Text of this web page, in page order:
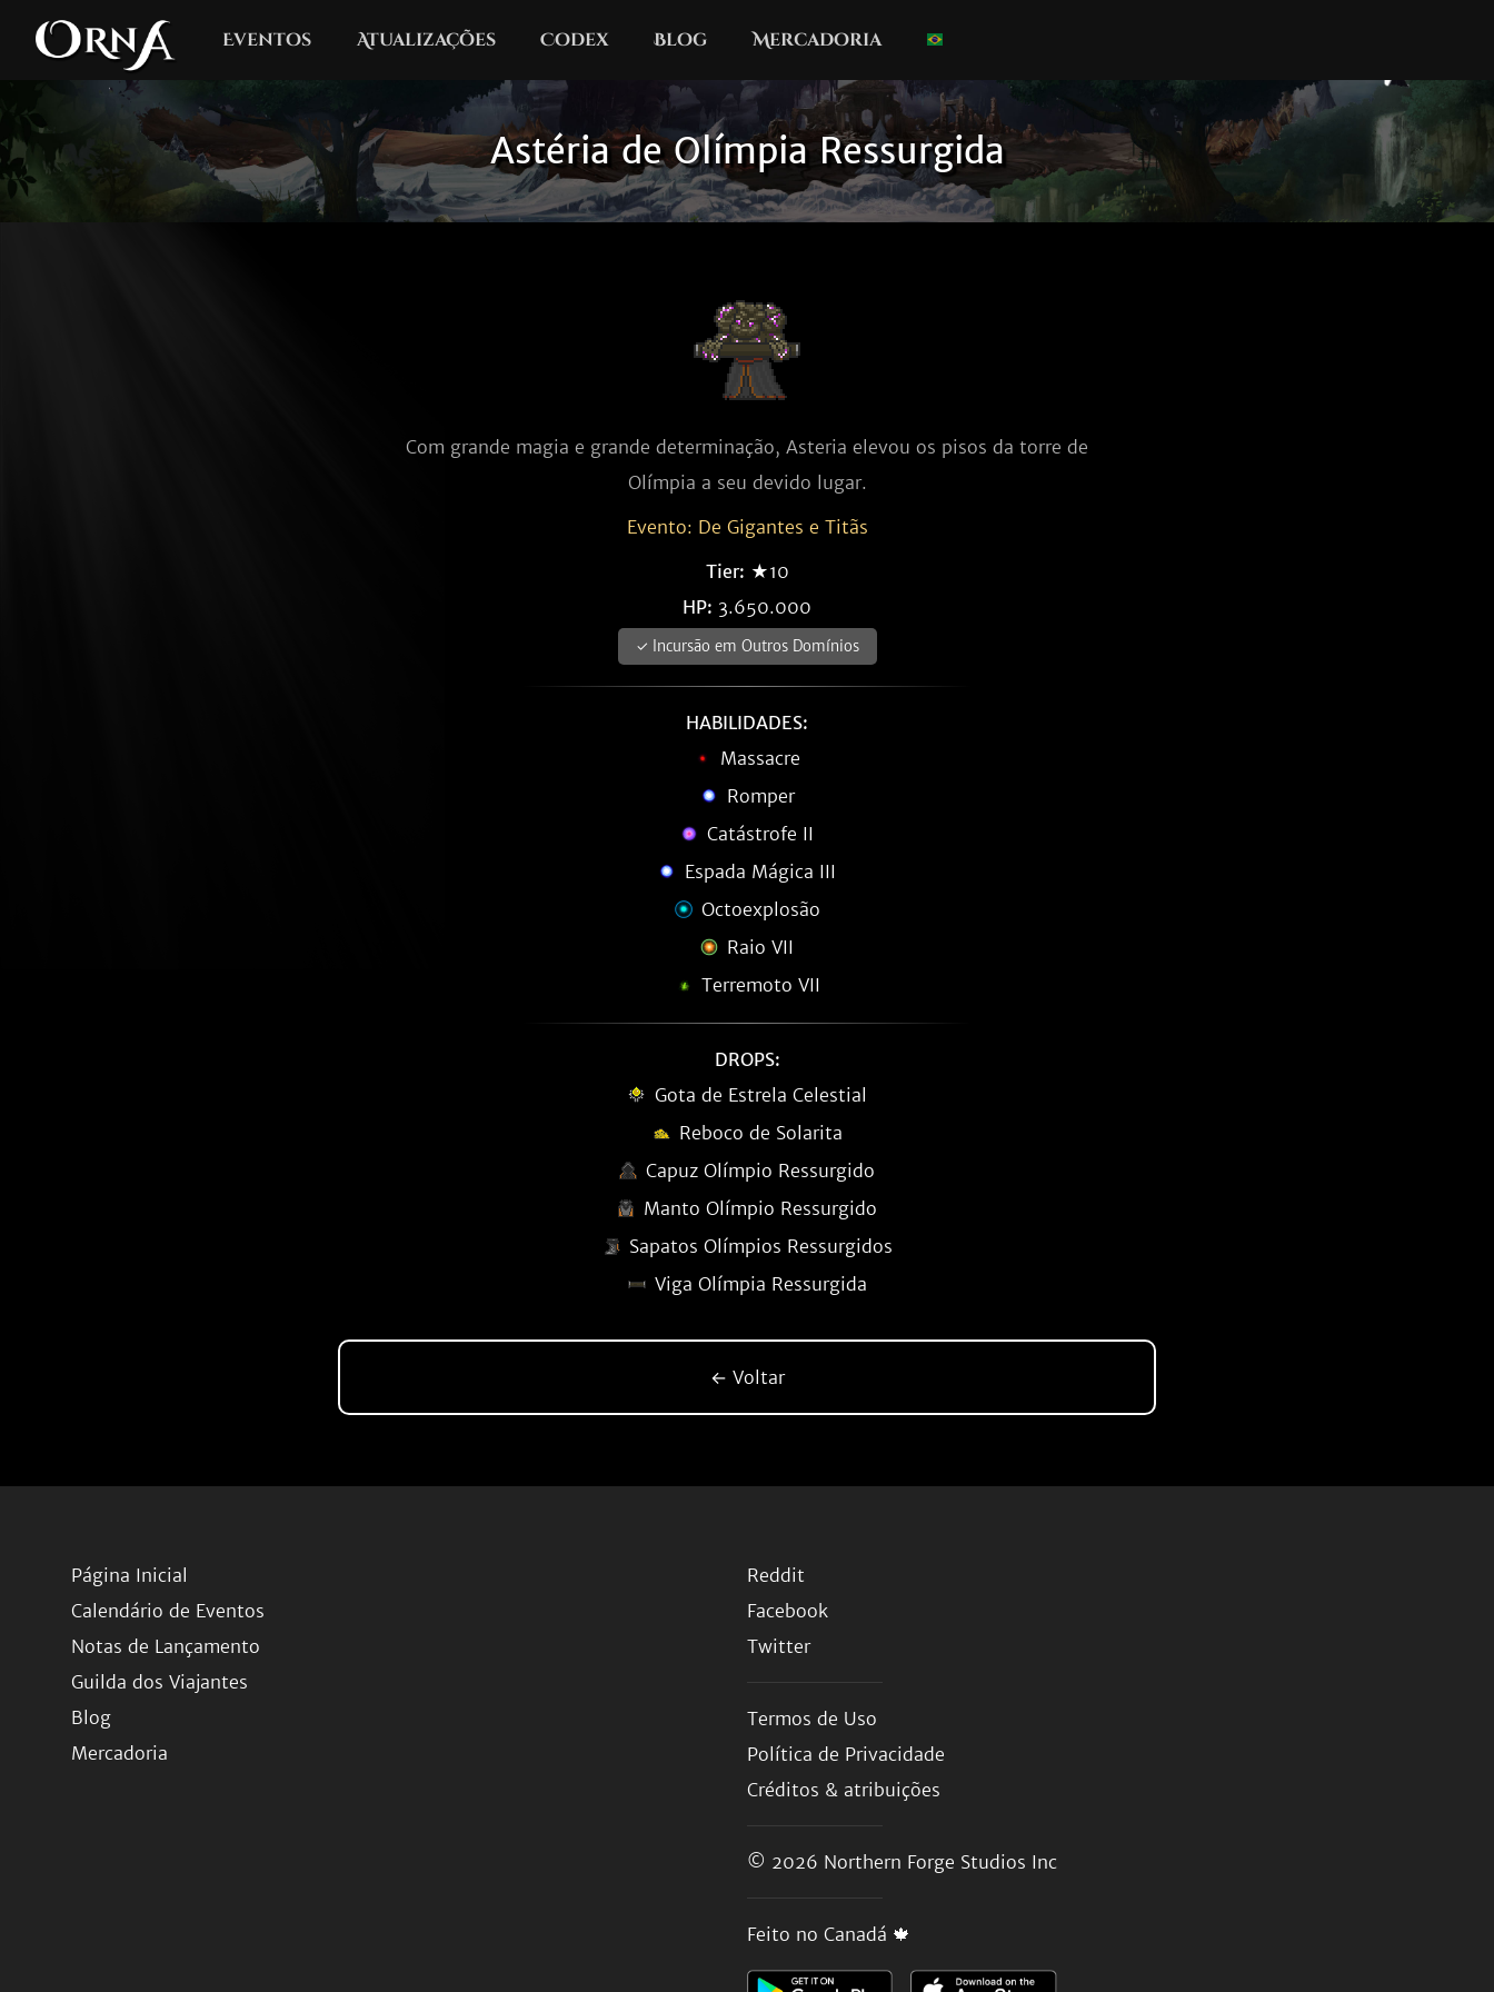
Eventos Atualizações Codex Blog Mercadoria
Astéria de Olímpia Ressurgida
Com grande magia e grande determinação, Asteria elevou os pisos da torre de
Olímpia a seu devido lugar.
Evento: De Gigantes e Titãs
Tier: ★10
HP: 3.650.000
✓ Incursão em Outros Domínios
HABILIDADES:
Massacre
Romper
Catástrofe II
Espada Mágica III
Octoexplosão
Raio VII
Terremoto VII
DROPS:
Gota de Estrela Celestial
Reboco de Solarita
Capuz Olímpio Ressurgido
Manto Olímpio Ressurgido
Sapatos Olímpios Ressurgidos
Viga Olímpia Ressurgida
← Voltar
Página Inicial
Calendário de Eventos
Notas de Lançamento
Guilda dos Viajantes
Blog
Mercadoria
Reddit
Facebook
Twitter
Termos de Uso
Política de Privacidade
Créditos & atribuições
© 2026 Northern Forge Studios Inc
Feito no Canadá 🍁